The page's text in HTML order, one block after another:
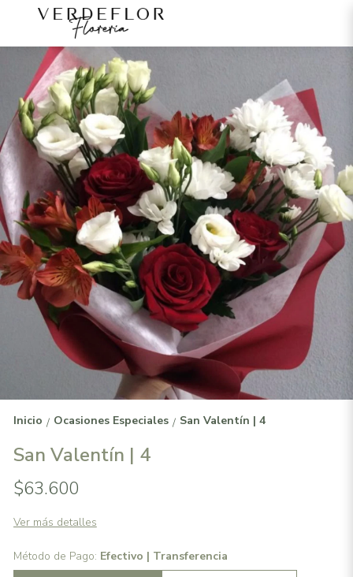
Inicio / Ocasiones Especiales / San Valentín | 4
San Valentín | 4
$63.600
Ver más detalles
Método de Pago: Efectivo | Transferencia